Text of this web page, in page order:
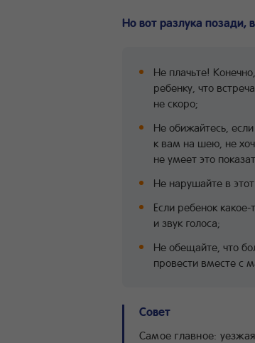
Но вот разлука позади,
Не плачьте!
ребенку, что
не скоро;
Не обижайтесь,
к вам на шею, не
не умеет это
Не нарушайте в
Если ребенок
и звук голоса;
Не обещайте, что
провести вместе с
Совет
Самое главное: